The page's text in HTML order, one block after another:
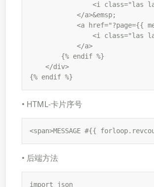
<i class="las
            </a>&emsp;
<a href="?page={{
<i class="las
            </a>
        {% endif %}
    </div>
{% endif %}
• HTML-卡片序号
<span>MESSAGE #{{
• 后端方法
import json